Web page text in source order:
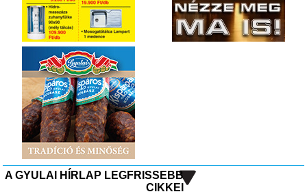
A GYULAI HÍRLAP LEGFRISSEBB
CIKKEI